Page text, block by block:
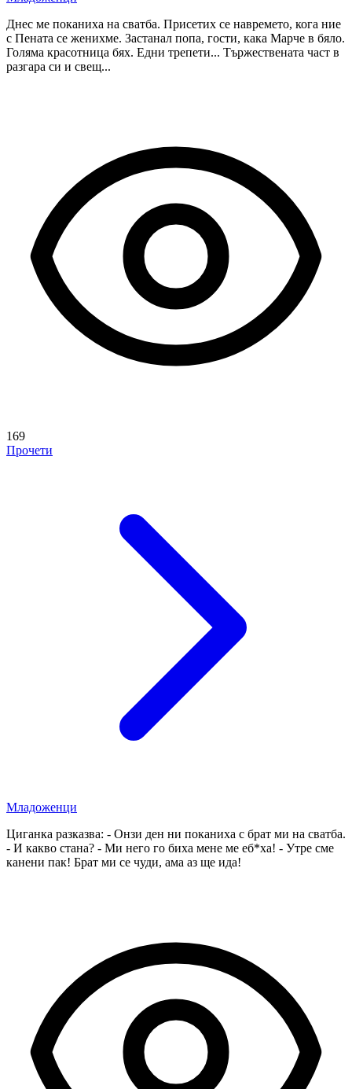
Днес ме поканиха на сватба. Присетих се навремето, кога ние
с Пената се женихме. Застанал попа, гости, кака Марче в бяло.
Голяма красотница бях. Едни трепети... Тържествената част в
разгара си и свещ...
169
Прочети
Младоженци
Циганка разказва: - Онзи ден ни поканиха с брат ми на сватба.
- И какво стана? - Ми него го биха мене ме еб*ха! - Утре сме
канени пак! Брат ми се чуди, ама аз ще ида!